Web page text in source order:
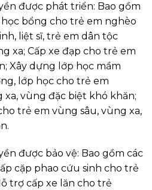
được phát triển: Bao gồm
bổng cho trẻ em nghèo
liệt sĩ, trẻ em dân tộc
xa; Cấp xe đạp cho trẻ em
Xây dựng lớp học mầm
lớp học cho trẻ em
vùng đặc biệt khó khăn;
trẻ em vùng sâu, vùng xa,
được bảo vệ: Bao gồm các
cặp phao cứu sinh cho trẻ
trợ cấp xe lăn cho trẻ